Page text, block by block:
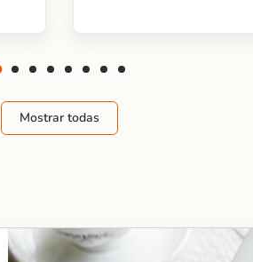
Mostrar todas